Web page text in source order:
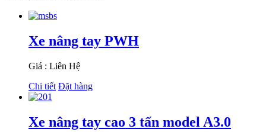
Xe nâng tay PWH
Giá : Liên Hệ
Chi tiết Đặt hàng
Xe nâng tay cao 3 tấn model A3.0